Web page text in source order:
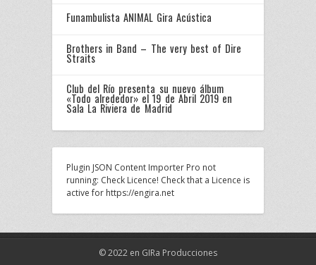
Funambulista ANIMAL Gira Acústica
Brothers in Band – The very best of Dire
Straits
Club del Río presenta su nuevo álbum
«Todo alrededor» el 19 de Abril 2019 en
Sala La Riviera de Madrid
Plugin JSON Content Importer Pro not
running: Check Licence! Check that a Licence is
active for https://engira.net
© 2022 en GIRa Producciones